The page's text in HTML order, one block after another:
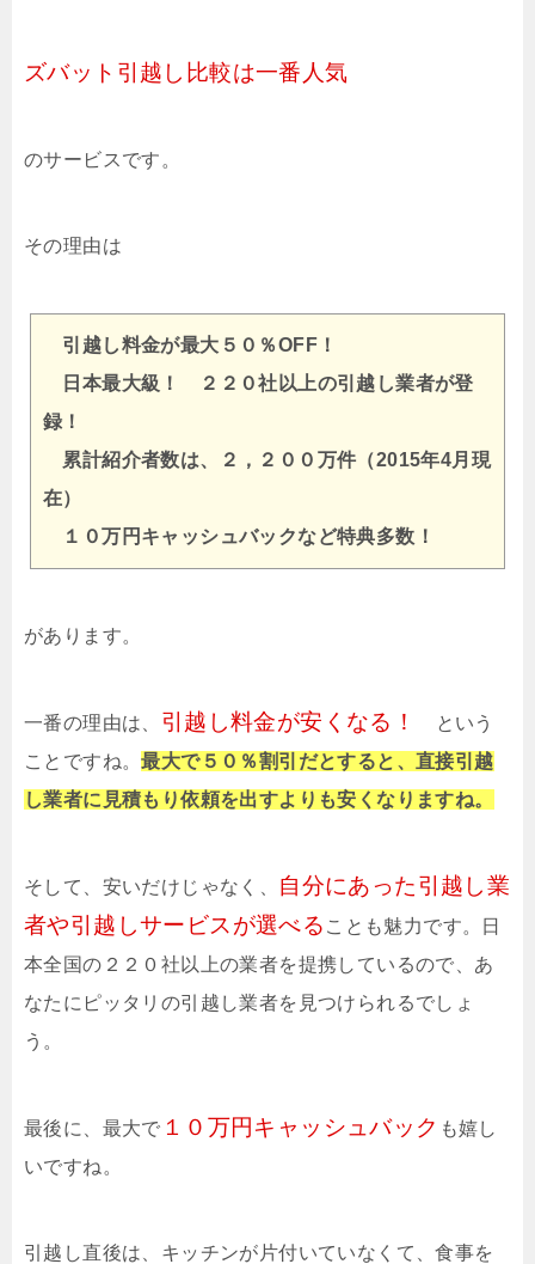
ズバット引越し比較は一番人気
のサービスです。
その理由は
引越し料金が最大５０％OFF！
日本最大級！ ２２０社以上の引越し業者が登
録！
累計紹介者数は、２，２００万件（2015年4月現
在）
１０万円キャッシュバックなど特典多数！
があります。
一番の理由は、 引越し料金が安くなる！
という
ことですね。最大で５０％割引だとすると、直接引越
し業者に見積もり依頼を出すよりも安くなりますね。
そして、安いだけじゃなく、
自分にあった引越し業
者や引越しサービスが選べる ことも魅力です。日
本全国の２２０社以上の業者を提携しているので、あ
なたにピッタリの引越し業者を見つけられるでしょ
う。
最後に、最大で １０万円キャッシュバック も嬉し
いですね。
引越し直後は、キッチンが片付いていなくて、食事を